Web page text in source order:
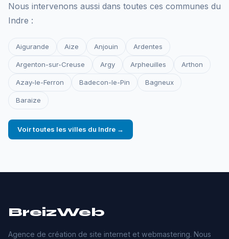
Nous intervenons aussi dans toutes ces communes du
Indre :
Aigurande Aize Anjouin Ardentes
Argenton-sur-Creuse Argy Arpheuilles Arthon
Azay-le-Ferron Badecon-le-Pin Bagneux
Baraize
Voir toutes les villes du Indre →
BreizWeb
Agence de création de site internet et webmastering. Nous